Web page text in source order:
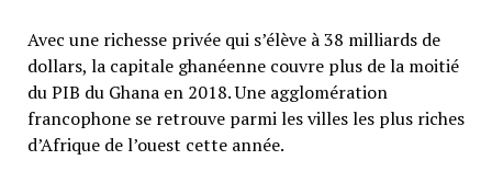
Avec une richesse privée qui s’élève à 38 milliards de
dollars, la capitale ghanéenne couvre plus de la moitié
du PIB du Ghana en 2018. Une agglomération
francophone se retrouve parmi les villes les plus riches
d’Afrique de l’ouest cette année.